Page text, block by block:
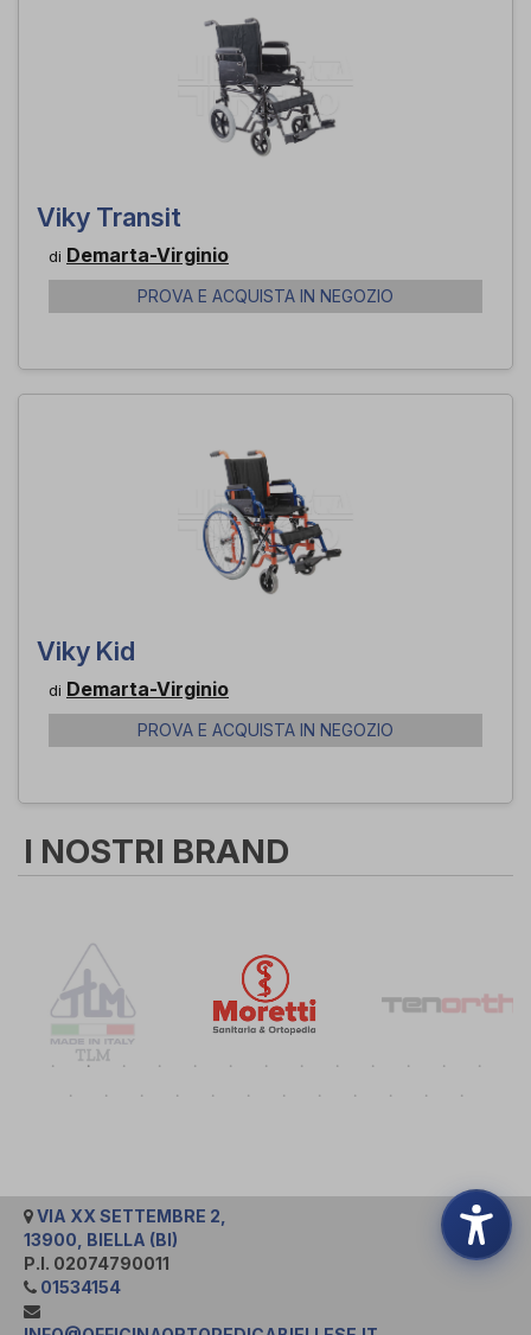
Viky Transit
di Demarta-Virginio
PROVA E ACQUISTA IN NEGOZIO
Viky Kid
di Demarta-Virginio
PROVA E ACQUISTA IN NEGOZIO
I NOSTRI BRAND
VIA XX SETTEMBRE 2,
13900, BIELLA (BI)
P.I. 02074790011
01534154